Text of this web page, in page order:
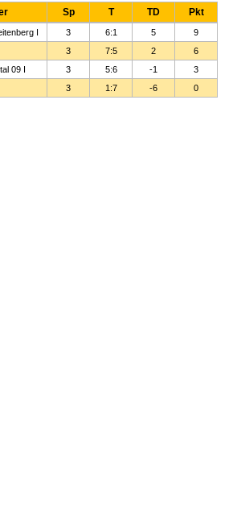
Sp T TD Pkt
I 3 6:1 5
9
3 7:5 2
6
09 I 3 5:6 -1
3
3 1:7 -6 0